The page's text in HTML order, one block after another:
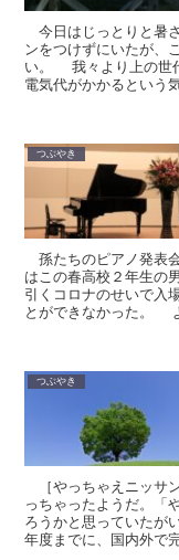
今日はじっとりと暑
ンをつけずにいたが、
い。 我々より上の世
電気代がかかるという
つぶやき
孫たちのピアノ発表
はこの春高校２年生の
引くコロナのせいで入
とができなかった。
つぶやき
［やっちゃえニッサ
っちゃったようだ。「
ろうかと思っていた
年度までに、国内外で